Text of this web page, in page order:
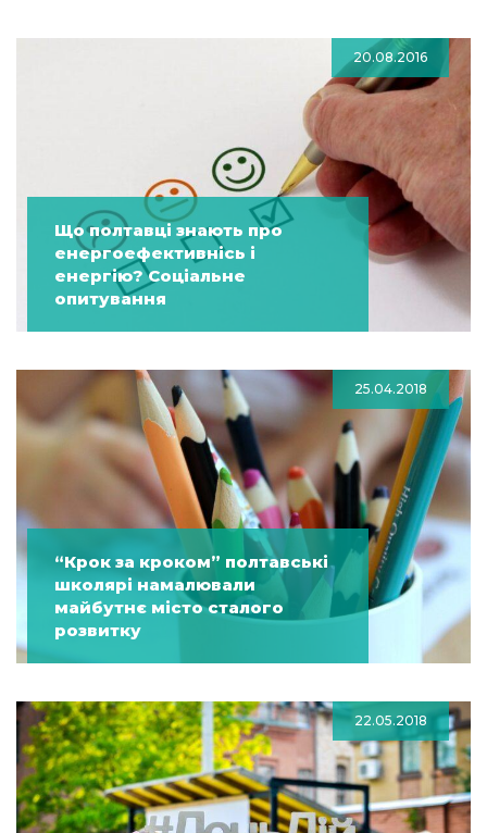
20.08.2016
Що полтавці знають про
енергоефективнісь і
енергію? Соціальне
опитування
25.04.2018
“Крок за кроком” полтавські
школярі намалювали
майбутнє місто сталого
розвитку
22.05.2018